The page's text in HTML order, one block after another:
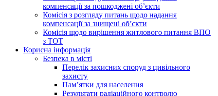
компенсації за пошкоджені об’єкти
Комісія з розгляду питань щодо надання
компенсації за знищені об’єкти
Комісія щодо вирішення житлового питання ВПО
з ТОТ
Корисна інформація
Безпека в місті
Перелік захисних споруд з цивільного
захисту
Пам’ятки для населення
Результати радіаційного контролю